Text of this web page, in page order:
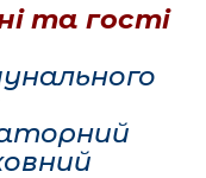
та гості